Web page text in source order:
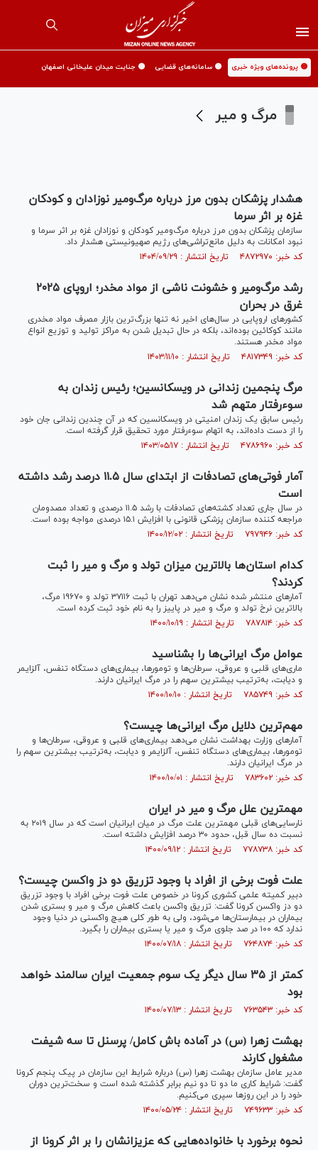
🟡 پرونده‌های ویژه خبری 🟡 سامانه‌های قضایی 🟡 جنایت میدان علیخانی اصفهان
مرگ و میر
هشدار پزشکان بدون مرز درباره مرگ‌ومیر نوزادان و کودکان
غزه بر اثر سرما
سازمان پزشکان بدون مرز درباره مرگ‌ومیر کودکان و نوزادان غزه بر اثر سرما و
نبود امکانات به دلیل مانع‌تراشی‌های رژیم صهیونیستی هشدار داد.
کد خبر: ۴۸۷۲۹۷۰ تاریخ انتشار : ۱۴۰۴/۰۹/۲۹
رشد مرگ‌ومیر و خشونت ناشی از مواد مخدر؛ اروپای ۲۰۲۵
غرق در بحران
کشور‌های اروپایی در سال‌های اخیر نه ‌تنها بزرگ‌ترین بازار مصرف مواد مخدری
مانند کوکائین بوده‌اند، بلکه در حال تبدیل شدن به مراکز تولید و توزیع انواع
مواد مخدر هستند.
کد خبر: ۴۸۱۷۳۴۹ تاریخ انتشار : ۱۴۰۳/۱۱/۱۰
مرگ پنجمین زندانی در ویسکانسین؛ رئیس زندان به
سوءرفتار متهم شد
رئیس سابق یک زندان امنیتی در ویسکانسین که در آن چندین زندانی جان خود
را از دست داده‌اند، به اتهام سوءرفتار مورد تحقیق قرار گرفته است.
کد خبر: ۴۷۸۶۹۶۰ تاریخ انتشار : ۱۴۰۳/۰۵/۱۷
آمار فوتی‎‌های تصادفات از ابتدای سال ۱۱.۵ درصد رشد داشته
است
در سال جاری تعداد کشته‌های تصادفات با رشد ۱۱.۵ درصدی و تعداد مصدومان
مراجعه کننده سازمان پزشکی قانونی با افزایش ۱۵.۱ درصدی مواجه بوده است.
کد خبر: ۷۹۷۹۴۶ تاریخ انتشار : ۱۴۰۰/۱۲/۰۲
کدام استان‌ها بالاترین میزان تولد و مرگ و میر را ثبت
کردند؟
آمار‌های منتشر شده نشان می‌دهد تهران با ثبت ۳۷۱۱۶ تولد و ۱۹۶۷۰ مرگ،
بالاترین نرخ تولد و مرگ و میر در پاییز را به نام خود ثبت کرده است.
کد خبر: ۷۸۷۸۱۴ تاریخ انتشار : ۱۴۰۰/۱۰/۱۹
عوامل مرگ ایرانی‌ها را بشناسید
ماری‌های قلبی و عروقی، سرطان‌ها و تومورها، بیماری‌های دستگاه تنفس، آلزایمر
و دیابت، به‌ترتیب بیشترین سهم را در مرگ ایرانیان دارند.
کد خبر: ۷۸۵۷۴۹ تاریخ انتشار : ۱۴۰۰/۱۰/۱۰
مهم‌ترین دلایل مرگ ایرانی‌ها چیست؟
آمار‌های وزارت بهداشت نشان می‌دهد بیماری‌های قلبی و عروقی، سرطان‌ها و
تومورها، بیماری‌های دستگاه تنفس، آلزایمر و دیابت، به‌ترتیب بیشترین سهم را
در مرگ ایرانیان دارند.
کد خبر: ۷۸۳۶۰۲ تاریخ انتشار : ۱۴۰۰/۱۰/۰۱
مهمترین علل مرگ و میر در ایران
نارسایی‌های قبلی مهمترین علت مرگ در میان ایرانیان است که در سال ۲۰۱۹ به
نسبت ده سال قبل، حدود ۳۰ درصد افزایش داشته است.
کد خبر: ۷۷۸۷۳۸ تاریخ انتشار : ۱۴۰۰/۰۹/۱۲
علت فوت برخی از افراد با وجود تزریق دو دز واکسن چیست؟
دبیر کمیته علمی کشوری کرونا در خصوص علت فوت برخی افراد با وجود تزریق
دو دز واکسن کرونا گفت: تزریق واکسن باعث کاهش مرگ و میر و بستری شدن
بیماران در بیمارستان‌ها می‌شود، ولی به طور کلی هیچ واکسنی در دنیا وجود
ندارد که ۱۰۰ در صد جلوی مرگ و میر یا بستری بیماران را بگیرد.
کد خبر: ۷۶۴۸۷۴ تاریخ انتشار : ۱۴۰۰/۰۷/۱۸
کمتر از ۳۵ سال دیگر یک سوم جمعیت ایران سالمند خواهد
بود
کد خبر: ۷۶۳۵۴۳ تاریخ انتشار : ۱۴۰۰/۰۷/۱۳
بهشت زهرا (س) در آماده باش کامل/ پرسنل تا سه شیفت
مشغول کارند
مدیر عامل سازمان بهشت زهرا (س) درباره شرایط این سازمان در پیک پنجم کرونا
گفت: شرایط کاری ما دو تا دو نیم برابر گذشته شده است و سخت‌ترین دوران
خود را در این روز‌ها سپری می‌کنیم.
کد خبر: ۷۴۹۶۳۳ تاریخ انتشار : ۱۴۰۰/۰۵/۲۴
نحوه برخورد با خانواده‌هایی که عزیزانشان را بر اثر کرونا از